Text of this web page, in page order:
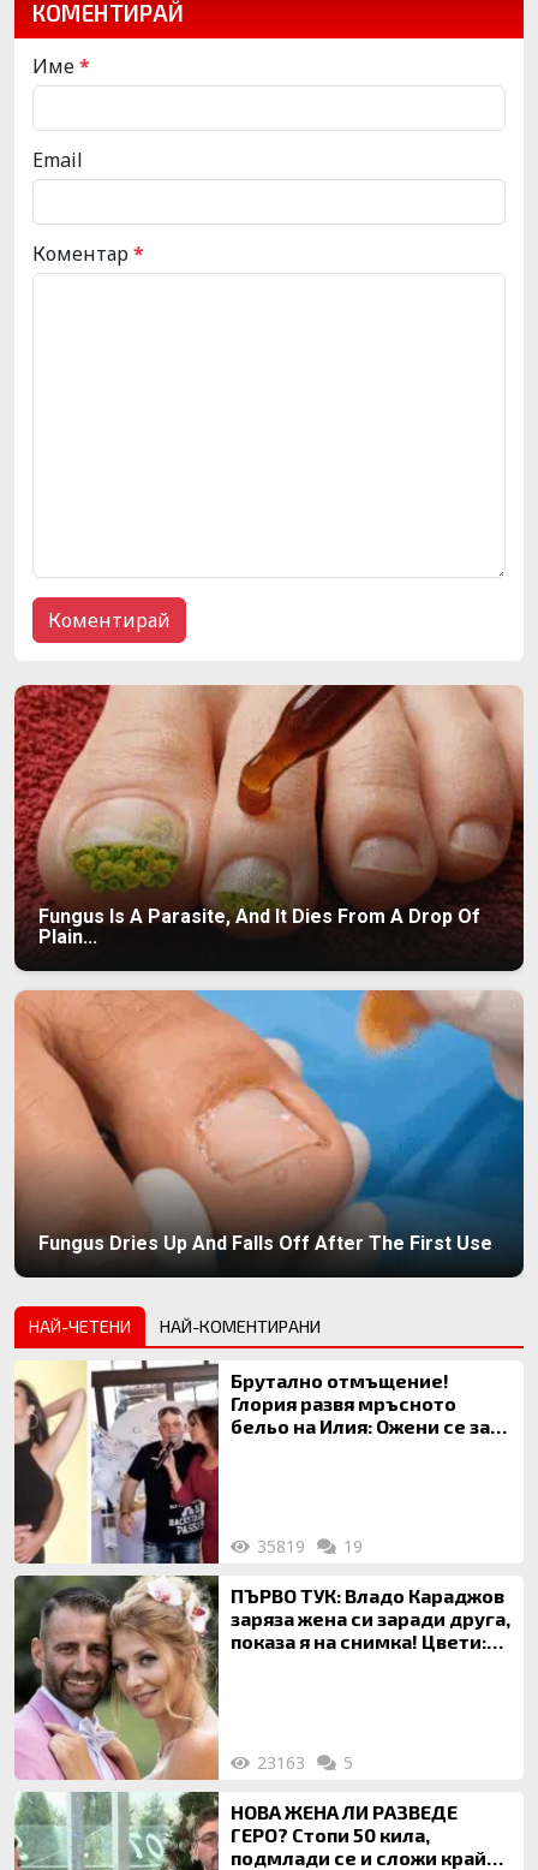
КОМЕНТИРАЙ
Име*
Email
Коментар*
Fungus Is A Parasite, And It Dies From A Drop Of
Plain...
Fungus Dries Up And Falls Off After The First Use
НАЙ-ЧЕТЕНИ НАЙ-КОМЕНТИРАНИ
Брутално отмъщение!
Глория развя мръсното
бельо на Илия: Ожени се за
35819 19
ПЪРВО ТУК: Владо Караджов
заряза жена си заради друга,
показа я на снимка! Цвети:
23163 5
НОВА ЖЕНА ЛИ РАЗВЕДЕ
ГЕРО? Стопи 50 кила,
подмлади се и сложи край